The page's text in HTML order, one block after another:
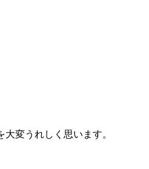
変うれしく思います。